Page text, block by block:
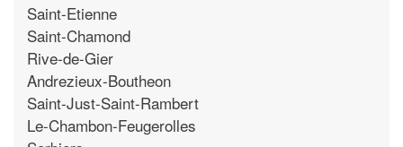
Saint-Etienne
Saint-Chamond
Rive-de-Gier
Andrezieux-Boutheon
Saint-Just-Saint-Rambert
Le-Chambon-Feugerolles